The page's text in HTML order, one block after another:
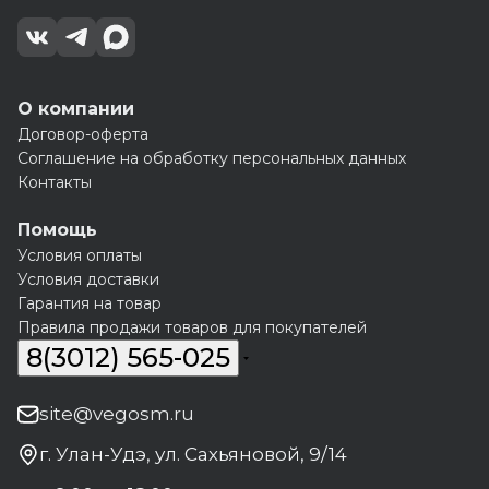
О компании
Договор-оферта
Соглашение на обработку персональных данных
Контакты
Помощь
Условия оплаты
Условия доставки
Гарантия на товар
Правила продажи товаров для покупателей
8(3012) 565-025
site@vegosm.ru
г. Улан-Удэ, ул. Сахьяновой, 9/14